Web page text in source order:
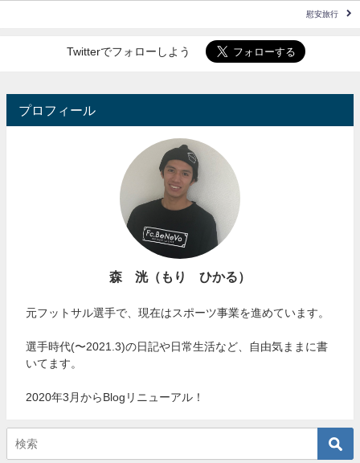
慰安旅行
Twitterでフォローしよう
プロフィール
森 洸（もり ひかる）
元フットサル選手で、現在はスポーツ事業を進めています。
選手時代(〜2021.3)の日記や日常生活など、自由気ままに書
いてます。
2020年3月からBlogリニューアル！